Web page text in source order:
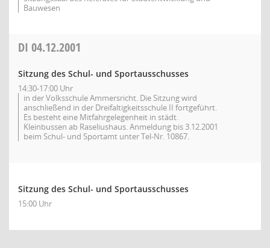
Bauwesen
DI 04.12.2001
Sitzung des Schul- und Sportausschusses
14:30-17:00 Uhr
in der Volksschule Ammersricht. Die Sitzung wird
anschließend in der Dreifaltigkeitsschule II fortgeführt.
Es besteht eine Mitfahrgelegenheit in städt.
Kleinbussen ab Raseliushaus. Anmeldung bis 3.12.2001
beim Schul- und Sportamt unter Tel-Nr. 10867.
Sitzung des Schul- und Sportausschusses
15:00 Uhr